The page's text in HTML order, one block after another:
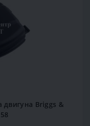
двигуна Briggs &